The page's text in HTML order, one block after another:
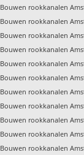
Bouwen rookkanalen
Bouwen rookkanalen
Bouwen rookkanalen
Bouwen rookkanalen
Bouwen rookkanalen
Bouwen rookkanalen
Bouwen rookkanalen
Bouwen rookkanalen
Bouwen rookkanalen
Bouwen rookkanalen
Bouwen rookkanalen